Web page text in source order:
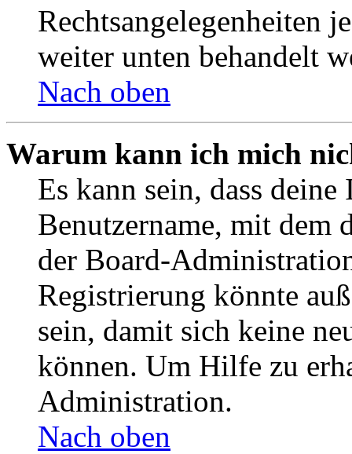
Rechtsangelegenheiten
weiter unten behandelt
Nach oben
Warum kann ich mich
Es kann sein, dass
Benutzername, mit dem
der Board-
Registrierung könnte
sein, damit sich keine
können. Um Hilfe zu
Administration.
Nach oben